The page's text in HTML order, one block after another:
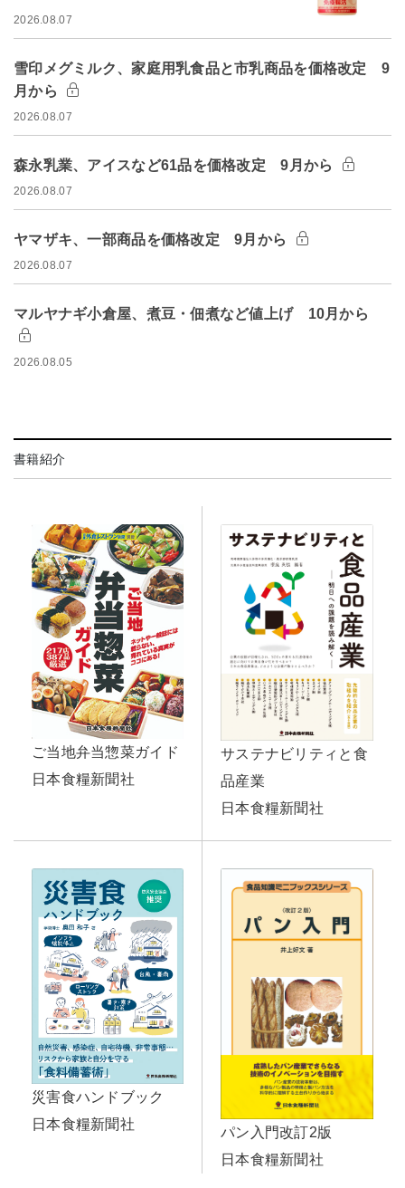
2026.08.07
雪印メグミルク、家庭用乳食品と市乳商品を価格改定 9
月から
2026.08.07
森永乳業、アイスなど61品を価格改定 9月から
2026.08.07
ヤマザキ、一部商品を価格改定 9月から
2026.08.07
マルヤナギ小倉屋、煮豆・佃煮など値上げ 10月から
2026.08.05
書籍紹介
ご当地弁当惣菜ガイド
日本食糧新聞社
サステナビリティと食
品産業
日本食糧新聞社
災害食ハンドブック
日本食糧新聞社
パン入門改訂2版
日本食糧新聞社